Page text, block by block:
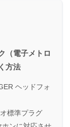
（電子メトロ
方法
ヘッドフォ
標準プラグ